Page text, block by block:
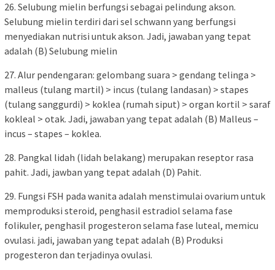
26. Selubung mielin berfungsi sebagai pelindung akson.
Selubung mielin terdiri dari sel schwann yang berfungsi
menyediakan nutrisi untuk akson. Jadi, jawaban yang tepat
adalah (B) Selubung mielin
27. Alur pendengaran: gelombang suara > gendang telinga >
malleus (tulang martil) > incus (tulang landasan) > stapes
(tulang sanggurdi) > koklea (rumah siput) > organ kortil > saraf
kokleal > otak. Jadi, jawaban yang tepat adalah (B) Malleus –
incus – stapes – koklea.
28. Pangkal lidah (lidah belakang) merupakan reseptor rasa
pahit. Jadi, jawban yang tepat adalah (D) Pahit.
29. Fungsi FSH pada wanita adalah menstimulai ovarium untuk
memproduksi steroid, penghasil estradiol selama fase
folikuler, penghasil progesteron selama fase luteal, memicu
ovulasi. jadi, jawaban yang tepat adalah (B) Produksi
progesteron dan terjadinya ovulasi.